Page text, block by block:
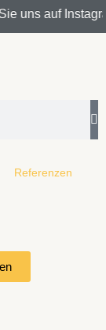
uns auf
Referenzen